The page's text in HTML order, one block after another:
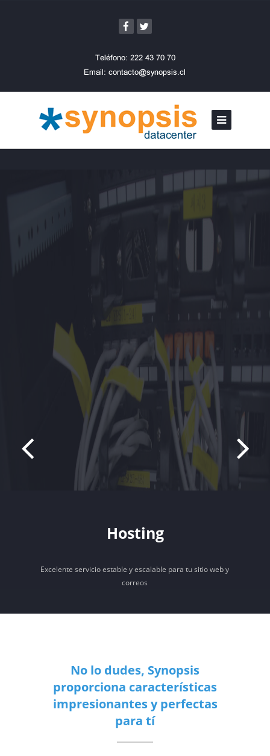
Hosting
Excelente servicio estable y escalable para tu sitio web y
correos
No lo dudes, Synopsis
proporciona características
impresionantes y perfectas
para tí